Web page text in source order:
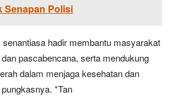
Senapan Polisi
hadir membantu masyarakat
pascabencana, serta mendukung
dalam menjaga kesehatan dan
*Tan